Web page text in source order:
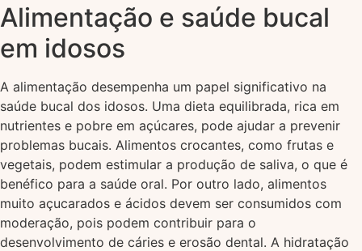
Alimentação e saúde bucal
em idosos
A alimentação desempenha um papel significativo na
saúde bucal dos idosos. Uma dieta equilibrada, rica em
nutrientes e pobre em açúcares, pode ajudar a prevenir
problemas bucais. Alimentos crocantes, como frutas e
vegetais, podem estimular a produção de saliva, o que é
benéfico para a saúde oral. Por outro lado, alimentos
muito açucarados e ácidos devem ser consumidos com
moderação, pois podem contribuir para o
desenvolvimento de cáries e erosão dental. A hidratação